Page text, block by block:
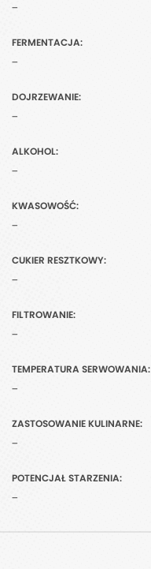
-
FERMENTACJA:
-
DOJRZEWANIE:
-
ALKOHOL:
-
KWASOWOŚĆ:
-
CUKIER RESZTKOWY:
-
FILTROWANIE:
-
TEMPERATURA SERWOWANIA:
-
ZASTOSOWANIE KULINARNE:
-
POTENCJAŁ STARZENIA:
-